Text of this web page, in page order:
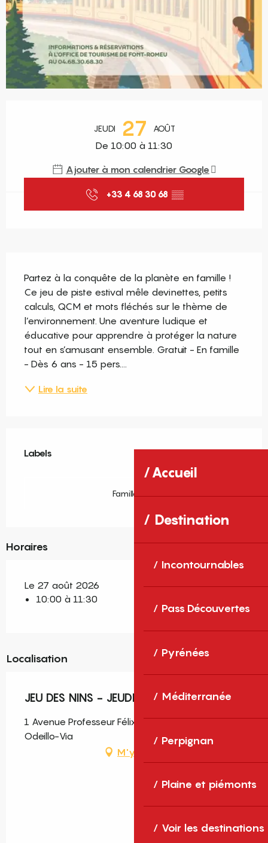
Accueil
Destination
Incontournables
Pass Découvertes
Pyrénées
Méditerranée
Perpignan
Plaine et piémonts
Voir les destinations
JEUDI 27 AOÛT
De 10:00 à 11:30
Ajouter à mon calendrier Google
+33 4 68 30 68 ▒▒
Partez à la conquête de la planète en famille !
Ce jeu de piste estival mêle devinettes, petits
calculs, QCM et mots fléchés sur le thème de
l’environnement. Une aventure ludique et
éducative pour apprendre à protéger la nature
tout en s’amusant ensemble. Gratuit - En famille
- Dès 6 ans - 15 pers....
Lire la suite
Labels
Labels
Famille Plus
Horaires
Le 27 août 2026
10:00 à 11:30
Localisation
JEU DES NINS - JEUDI 27 AOÛT
1 Avenue Professeur Félix Trombe, Font-Romeu-
Odeillo-Via
M'y rendre